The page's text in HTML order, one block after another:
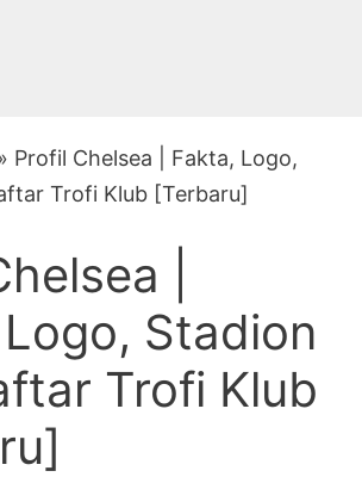
Profil Chelsea | Fakta, Logo,
Trofi Klub [Terbaru]
|
Stadion
Trofi Klub